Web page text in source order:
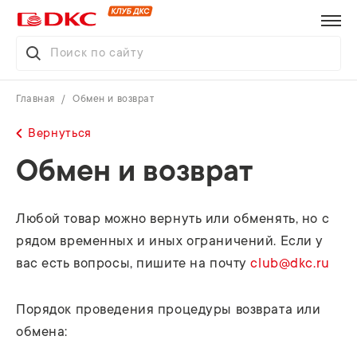
Главная Обмен и возврат
Вернуться
Обмен и возврат
Любой товар можно вернуть или обменять, но с
рядом временных и иных ограничений. Если у
вас есть вопросы, пишите на почтуclub@dkc.ru
Порядок проведения процедуры возврата или
обмена: